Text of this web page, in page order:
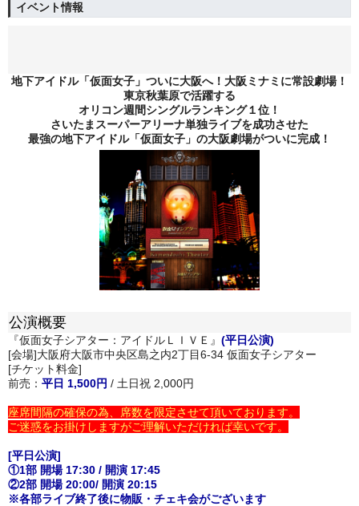
イベント情報
地下アイドル「仮面女子」ついに大阪へ！大阪ミナミに常設劇場！
東京秋葉原で活躍する
オリコン週間シングルランキング１位！
さいたまスーパーアリーナ単独ライブを成功させた
最強の地下アイドル「仮面女子」の大阪劇場がついに完成！
公演概要
『仮面女子シアター：アイドルＬＩＶＥ』 (平日公演)
[会場]大阪府大阪市中央区島之内2丁目6-34 仮面女子シアター
[チケット料金]
前売： 平日 1,500円 / 土日祝 2,000円
座席間隔の確保の為、席数を限定させて頂いております。
ご迷惑をお掛けしますがご理解いただければ幸いです。
[平日公演]
①1部 開場 17:30 / 開演 17:45
②2部 開場 20:00/ 開演 20:15
※各部ライブ終了後に物販・チェキ会がございます